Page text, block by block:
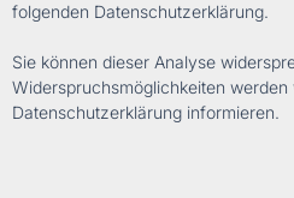
folgenden Datenschutzerklärung.
Sie können dieser Analyse
Widerspruchsmöglichkeiten werden
Datenschutzerklärung informieren.